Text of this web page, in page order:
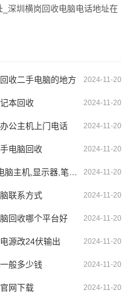
深圳横岗回收电脑电话地址在
2024-11-20
收二手电脑的地方
2024-11-20
本回收
2024-11-20
公主机上门电话
2024-11-20
电脑回收
2024-11-20
,笔记本,服务器回收公司
2024-11-20
联系方式
2024-11-20
回收哪个平台好
2024-11-20
源改24伏输出
2024-11-20
般多少钱
2024-11-20
网下载